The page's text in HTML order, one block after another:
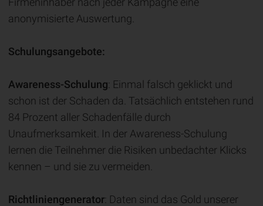
anonymisierte Auswertung.
Schulungsangebote:
Awareness-Schulung: Einmal falsch geklickt und
schon ist der Schaden da. Tatsächlich entstehen rund
84 Prozent aller Schadenfälle durch
Unaufmerksamkeit. In der Awareness-Schulung
lernen die Teilnehmer die Risiken unbedachter Klicks
kennen – und sie zu vermeiden.
Richtliniengenerator: Daten sind das Gold unserer